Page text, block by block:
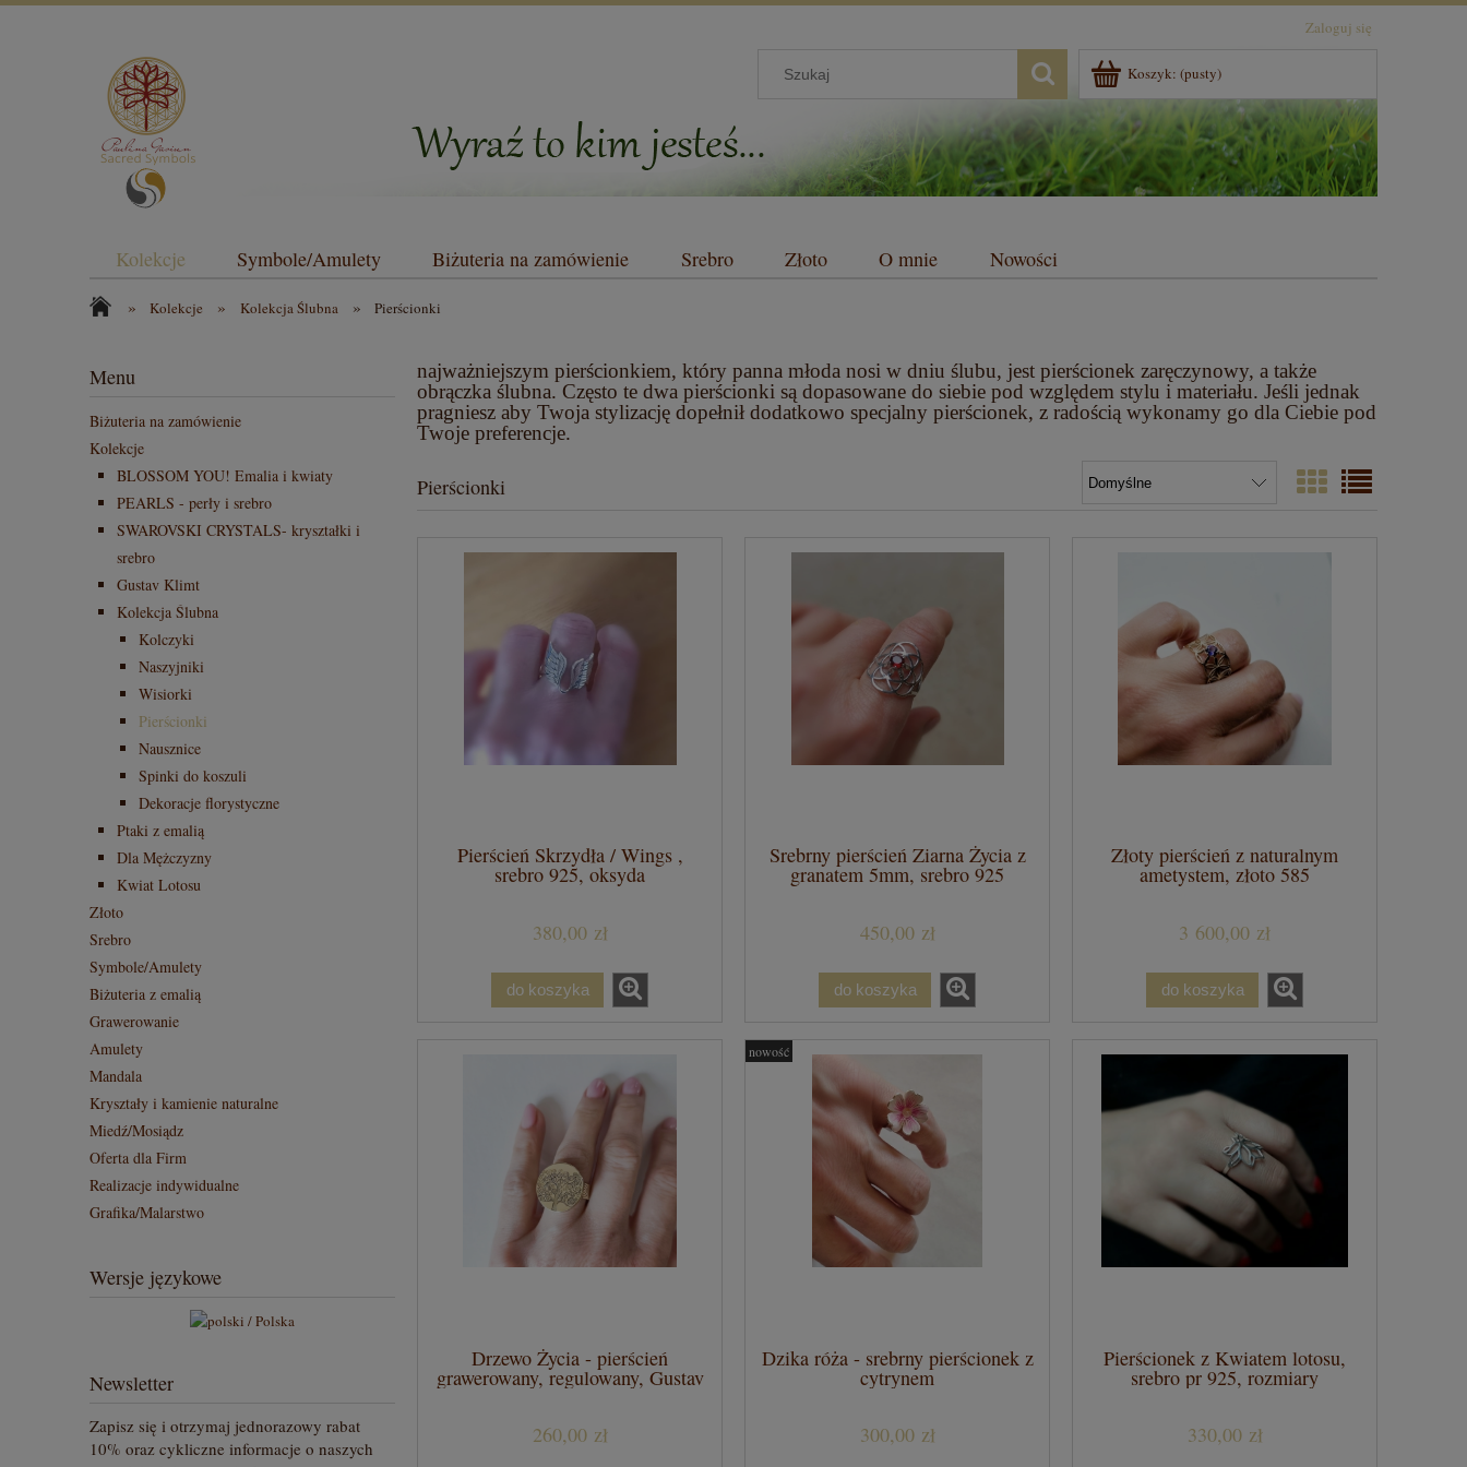
Zaloguj się
Koszyk: (pusty)
Kolekcje Symbole/Amulety Biżuteria na zamówienie Srebro Złoto O mnie Nowości
» Kolekcje » Kolekcja Ślubna » Pierścionki
Menu
Biżuteria na zamówienie
Kolekcje
BLOSSOM YOU! Emalia i kwiaty
PEARLS - perły i srebro
SWAROVSKI CRYSTALS- kryształki i
srebro
Gustav Klimt
Kolekcja Ślubna
Kolczyki
Naszyjniki
Wisiorki
Pierścionki
Nausznice
Spinki do koszuli
Dekoracje florystyczne
Ptaki z emalią
Dla Mężczyzny
Kwiat Lotosu
Złoto
Srebro
Symbole/Amulety
Biżuteria z emalią
Grawerowanie
Amulety
Mandala
Kryształy i kamienie naturalne
Miedź/Mosiądz
Oferta dla Firm
Realizacje indywidualne
Grafika/Malarstwo
Wersje językowe
Newsletter
Zapisz się i otrzymaj jednorazowy rabat
10% oraz cykliczne informacje o naszych
najważniejszym pierścionkiem, który panna młoda nosi w dniu ślubu, jest pierścionek zaręczynowy, a także
obrączka ślubna. Często te dwa pierścionki są dopasowane do siebie pod względem stylu i materiału. Jeśli jednak
pragniesz aby Twoja stylizację dopełnił dodatkowo specjalny pierścionek, z radością wykonamy go dla Ciebie pod
Twoje preferencje.
Pierścionki
Pierścień Skrzydła / Wings ,
srebro 925, oksyda
380,00 zł
do koszyka
Srebrny pierścień Ziarna Życia z
granatem 5mm, srebro 925
450,00 zł
do koszyka
Złoty pierścień z naturalnym
ametystem, złoto 585
3 600,00 zł
do koszyka
Drzewo Życia - pierścień
grawerowany, regulowany, Gustav
Klimt
260,00 zł
Dzika róża - srebrny pierścionek z
cytrynem
300,00 zł
nowość
Pierścionek z Kwiatem lotosu,
srebro pr 925, rozmiary
330,00 zł